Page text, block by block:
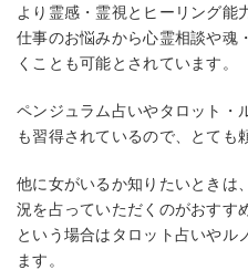
より霊感・霊視とヒーリング能
仕事のお悩みから心霊相談や魂
くことも可能とされています。
ペンジュラム占いやタロット・
も習得されているので、とても
他に女がいるか知りたいときは
況を占っていただくのがおすす
という場合はタロット占いやル
ます。